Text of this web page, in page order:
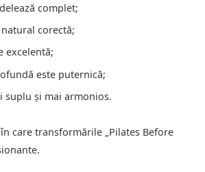
complet;
corectă;
excelentă;
este puternică;
suplu și mai armonios.
care transformările „Pilates Before